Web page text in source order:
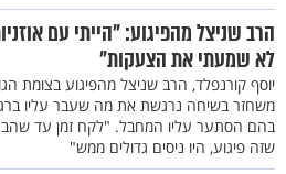
הרב שניצל מהפיגוע: "הייתי עם
לא שמעתי את הצעקות"
יוסף קורנפלד, הרב שניצל מהפיגוע בצומת
משחזר בשיחה נרגשת את מה שעבר עליו
בהם הסתער עליו המחבל. "לקח זמן עד
שזה פיגוע, היו ניסים גדולים ממש"